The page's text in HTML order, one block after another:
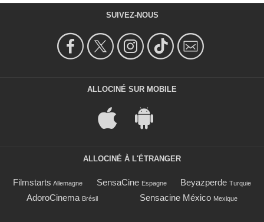
SUIVEZ-NOUS
ALLOCINÉ SUR MOBILE
ALLOCINÉ À L'ÉTRANGER
Filmstarts Allemagne SensaCine Espagne Beyazperde Turquie
AdoroCinema Brésil Sensacine México Mexique